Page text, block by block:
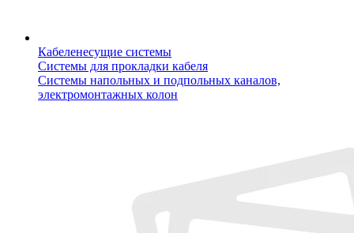
Кабеленесущие системы
Системы для прокладки кабеля
Системы напольных и подпольных каналов,
электромонтажных колон